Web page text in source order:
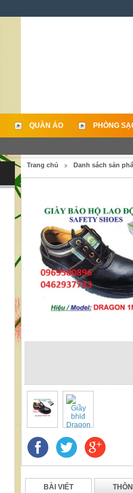
QUẦN ÁO PHÒNG
Trang chủ Danh sách sản
BÀI VIẾT